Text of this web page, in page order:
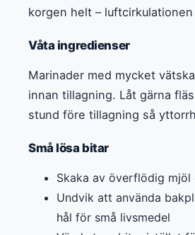
korgen helt –
Våta ingredienser
Marinader med mycket
innan tillagning. Låt gärna
stund före tillagning så
Små lösa bitar
Skaka av överflödig
Undvik att använda
hål för små livsmedel